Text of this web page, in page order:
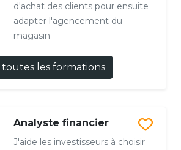
d'achat des clients pour ensuite
adapter l'agencement du
magasin
toutes les formations
Analyste financier
J'aide les investisseurs à choisir